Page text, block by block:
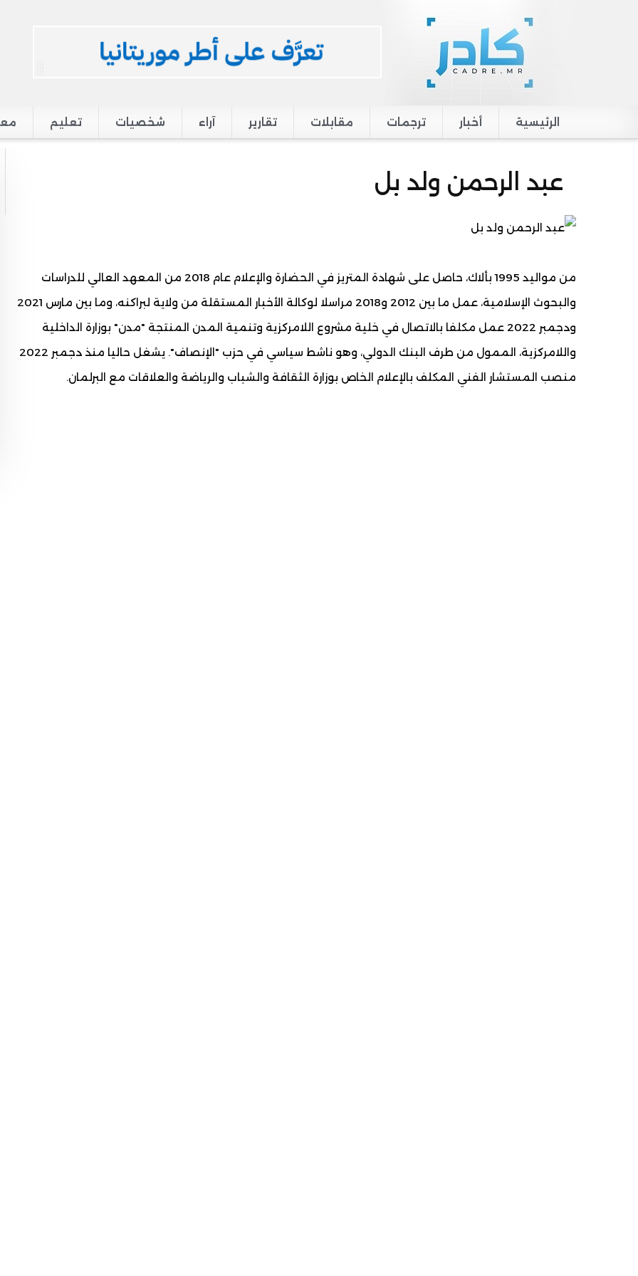
Main navigation
الرئيسية أخبار ترجمات مقابلات تقارير آراء شخصيات تعليم
عبد الرحمن ولد بل
من مواليد 1995 بألاك، حاصل على شهادة المتريز في الحضارة والإعلام عام 2018 من المعهد العالي للدراسات
والبحوث الإسلامية، عمل ما بين 2012 و2018 مراسلا لوكالة الأخبار المستقلة من ولاية لبراكنه، وما بين مارس 2021
ودجمبر 2022 عمل مكلفا بالاتصال في خلية مشروع اللامركزية وتنمية المدن المنتجة "مدن" بوزارة الداخلية
واللامركزية، الممول من طرف البنك الدولي، وهو ناشط سياسي في حزب "الإنصاف". يشغل حاليا منذ دجمبر 2022
منصب المستشار الفني المكلف بالإعلام الخاص بوزارة الثقافة والشباب والرياضة والعلاقات مع البرلمان.